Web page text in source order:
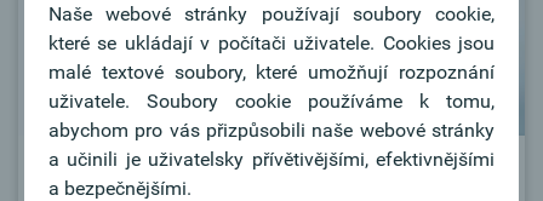
Oberbank Spořící účty
Naše webové stránky používají soubory cookie,
které se ukládají v počítači uživatele. Cookies jsou
malé textové soubory, které umožňují rozpoznání
uživatele. Soubory cookie používáme k tomu,
abychom pro vás přizpůsobili naše webové stránky
a učinili je uživatelsky přívětivějšími, efektivnějšími
a bezpečnějšími.